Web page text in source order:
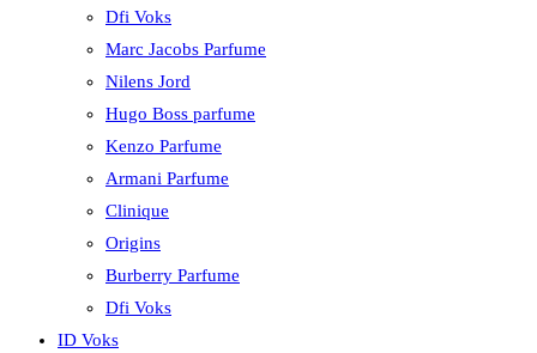
Dfi Voks
Marc Jacobs Parfume
Nilens Jord
Hugo Boss parfume
Kenzo Parfume
Armani Parfume
Clinique
Origins
Burberry Parfume
Dfi Voks
ID Voks